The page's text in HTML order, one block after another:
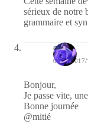
sérieux de notre
grammaire et
covix
09/01/2017/
Bonjour,
Je passe vite,
Bonne journée
@mitié